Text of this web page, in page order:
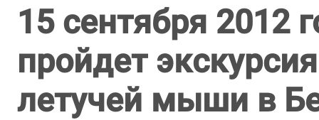
15 сентября 2012
пройдет
летучей мыши в